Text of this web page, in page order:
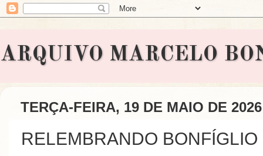
ARQUIVO MARCELO
TERÇA-FEIRA, 19 DE MAIO DE 2026
RELEMBRANDO